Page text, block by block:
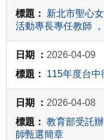
新北市聖心
活動專長專任教師
2026-04-09
115年度台
2026-04-08
教育部受託
師甄選簡章